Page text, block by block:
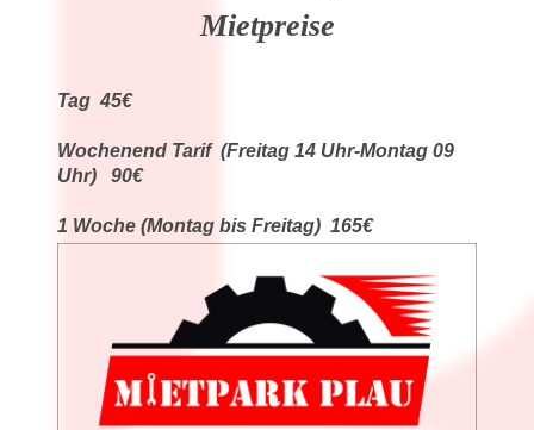
Mietpreise
Tag 45€
Wochenend Tarif (Freitag 14 Uhr-Montag 09
Uhr) 90€
1 Woche (Montag bis Freitag) 165€